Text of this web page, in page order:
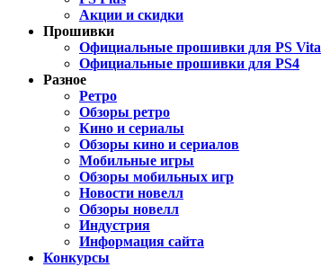
Акции и скидки
Прошивки
Официальные прошивки для PS Vita
Официальные прошивки для PS4
Разное
Ретро
Обзоры ретро
Кино и сериалы
Обзоры кино и сериалов
Мобильные игры
Обзоры мобильных игр
Новости новелл
Обзоры новелл
Индустрия
Информация сайта
Конкурсы